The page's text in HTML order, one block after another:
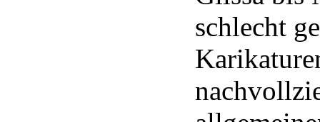
schlecht